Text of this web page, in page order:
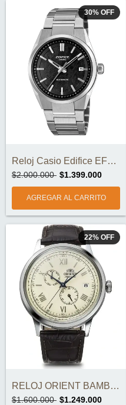
30% OFF
Reloj Casio Edifice EFK-110D-1A Automáti...
$2.000.000 $1.399.000
22% OFF
RELOJ ORIENT BAMBINO RA-AK0702Y30B AUTOM...
$1.600.000 $1.249.000